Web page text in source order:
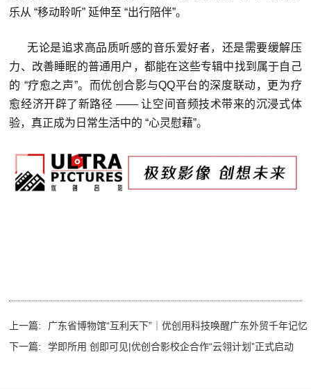
乐从 “移动聆听” 延伸至 “出行陪伴”。
无论是追求高品质听感的音乐爱好者，还是需要缓解压
力、改善睡眠的普通用户，都能在这些专辑中找到属于自己
的 “疗愈之声”。而优创合影与QQ平台的深度联动，更为疗
愈经济开辟了新路径 —— 让空间音频技术带来的沉浸式体
验，真正成为日常生活中的 “心灵慰藉”。
上一篇:
广东省博物馆“互利天下”｜优创用科技唤醒广东外贸千年记忆
下一篇:
学即所用 创即可见|优创合影校企合作“云翎计划”正式启动